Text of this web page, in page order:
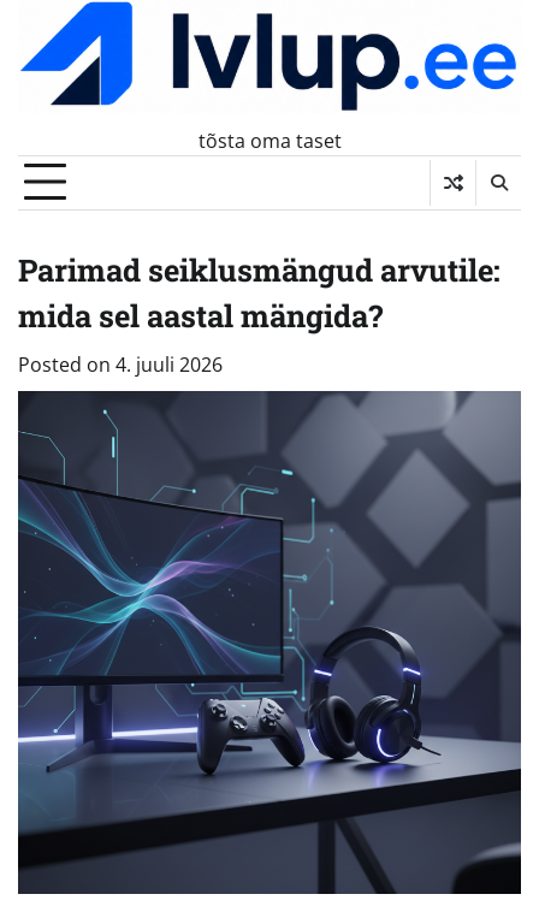
content
tõsta oma taset
Parimad seiklusmängud arvutile:
mida sel aastal mängida?
Posted on 4. juuli 2026